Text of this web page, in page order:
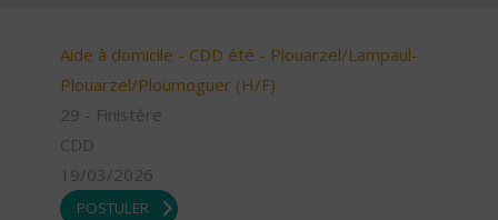
Aide à domicile - CDD été - Plouarzel/Lampaul-
Plouarzel/Ploumoguer (H/F)
29 - Finistère
CDD
19/03/2026
POSTULER